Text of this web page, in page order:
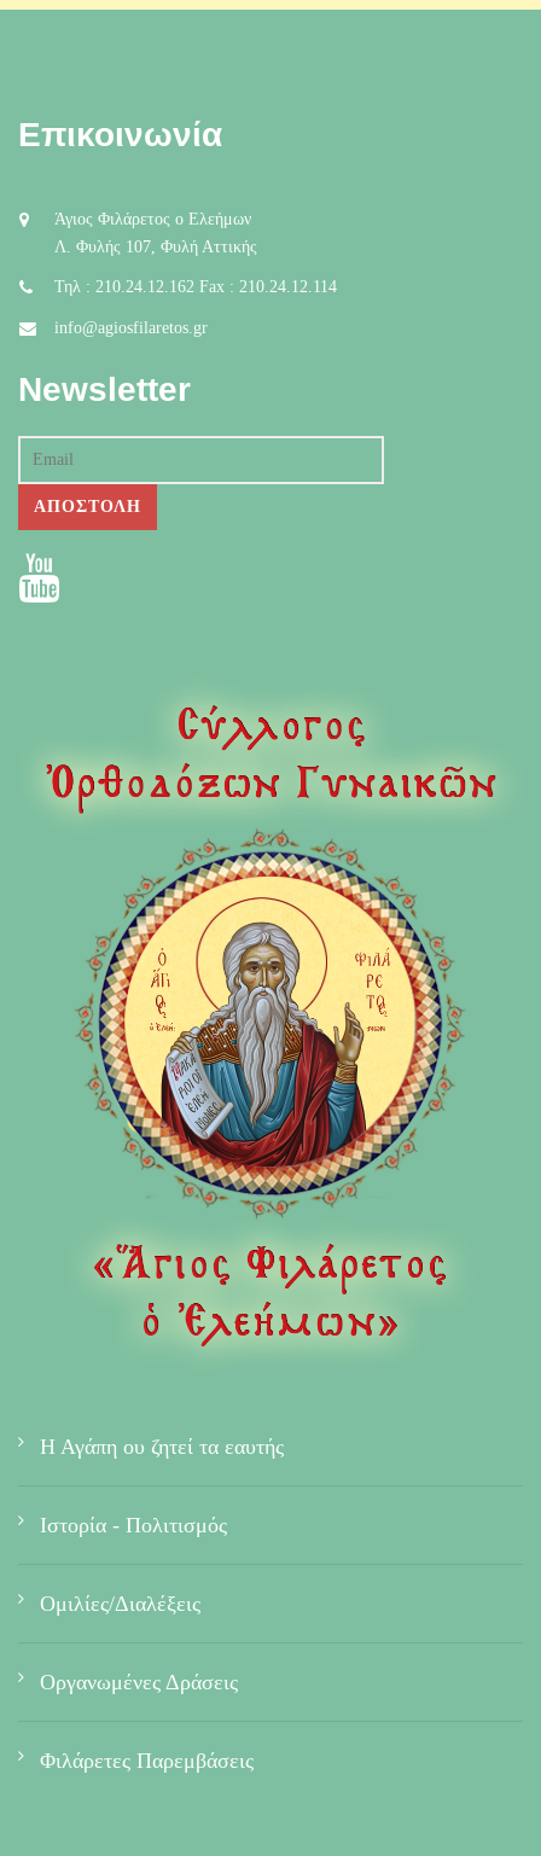
Επικοινωνία
Άγιος Φιλάρετος ο Ελεήμων
Λ. Φυλής 107, Φυλή Αττικής
Τηλ : 210.24.12.162 Fax : 210.24.12.114
info@agiosfilaretos.gr
Newsletter
Η Αγάπη ου ζητεί τα εαυτής
Ιστορία - Πολιτισμός
Ομιλίες/Διαλέξεις
Οργανωμένες Δράσεις
Φιλάρετες Παρεμβάσεις